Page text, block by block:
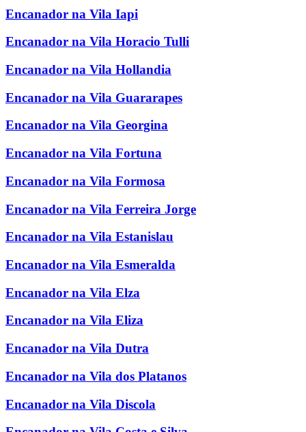
Encanador na Vila Iapi
Encanador na Vila Horacio Tulli
Encanador na Vila Hollandia
Encanador na Vila Guararapes
Encanador na Vila Georgina
Encanador na Vila Fortuna
Encanador na Vila Formosa
Encanador na Vila Ferreira Jorge
Encanador na Vila Estanislau
Encanador na Vila Esmeralda
Encanador na Vila Elza
Encanador na Vila Eliza
Encanador na Vila Dutra
Encanador na Vila dos Platanos
Encanador na Vila Discola